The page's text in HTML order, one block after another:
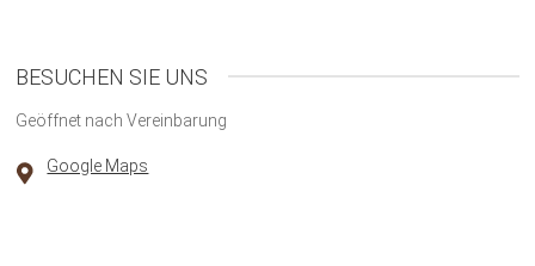
BESUCHEN SIE UNS
Geöffnet nach Vereinbarung
Google Maps